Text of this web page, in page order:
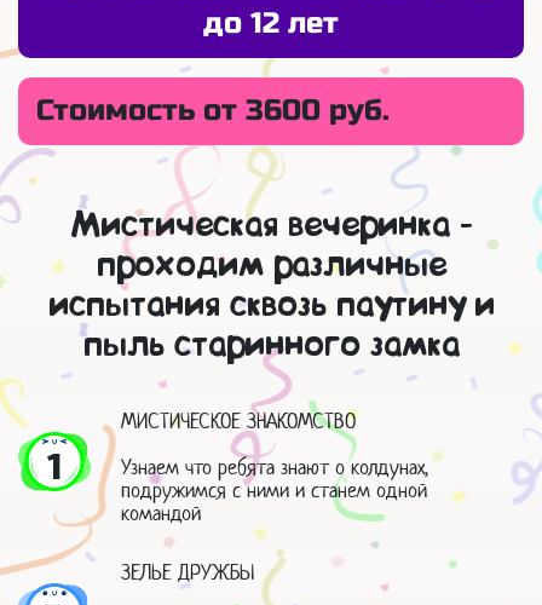
до 12 лет
Стоимость от 3600 руб.
Мистическая вечеринка -
проходим различные
испытания сквозь паутину и
пыль старинного замка
1
МИСТИЧЕСКОЕ ЗНАКОМСТВО
Узнаем что ребята знают о колдунах,
подружимся с ними и станем одной
командой
ЗЕЛЬЕ ДРУЖБЫ